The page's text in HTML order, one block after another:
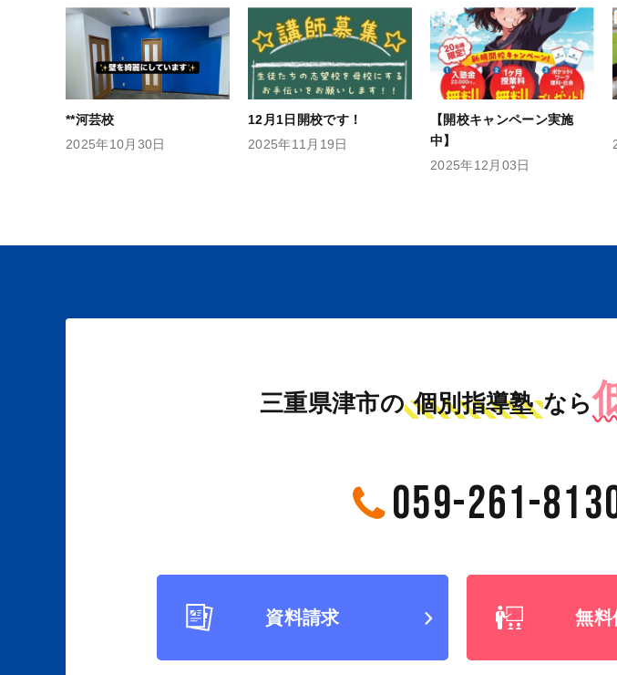
**河芸校
2025年10月30日
12月1日開校です！
2025年11月19日
【開校キャンペーン実施
中】
2025年12月03日
三重県津市の 個別指導塾 なら
059-261-
資料請求 無料